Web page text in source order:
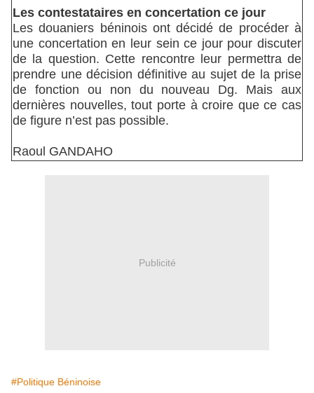
Les contestataires en concertation ce jour
Les douaniers béninois ont décidé de procéder à
une concertation en leur sein ce jour pour discuter
de la question. Cette rencontre leur permettra de
prendre une décision définitive au sujet de la prise
de fonction ou non du nouveau Dg. Mais aux
dernières nouvelles, tout porte à croire que ce cas
de figure n’est pas possible.
Raoul GANDAHO
Publicité
#Politique Béninoise